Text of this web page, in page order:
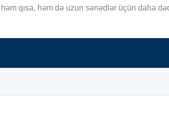
qısa, həm də uzun sənədlər üçün daha